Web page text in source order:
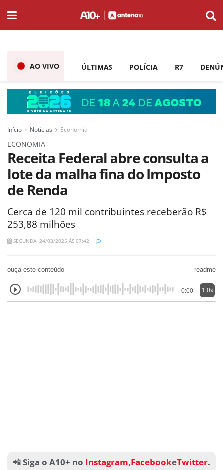
AO VIVO ÚLTIMAS POLÍCIA R7
Início Notícias Economia
ECONOMIA
Receita Federal abre consulta a
lote da malha fina do Imposto
de Renda
Cerca de 120 mil contribuintes receberão R$
253,88 milhões
SEGUNDA, 24/03/2025 ÀS 07:42
ouça este conteúdo readme
0:00 1.0x
📲 Siga o A10+ no Instagram,FacebookeTwitter.